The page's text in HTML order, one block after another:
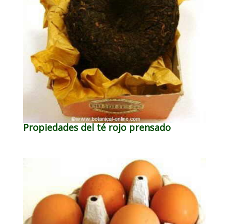
Propiedades del té rojo prensado